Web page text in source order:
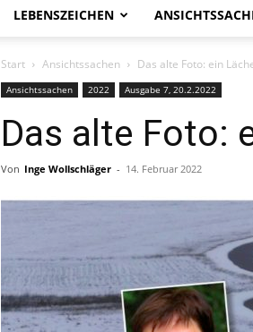
LEBENSZEICHEN
Start Ansichtssachen Das alte Foto: ein
Ansichtssachen 2022 Ausgabe 7, 20.2.2022
Das alte Foto:
Von Inge Wollschläger - 14. Februar 2022